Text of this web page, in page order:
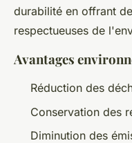
durabilité en offrant
respectueuses de
Avantages
Réduction des
Conservation des
Diminution des